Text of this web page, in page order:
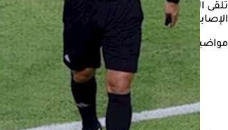
تلقى النادي الأهلي صدمة قوية خلال افتتاح
الإصابة، وتعرض اللاعب لكسر في عظمة الترقوة
مواضيع ذات صلة